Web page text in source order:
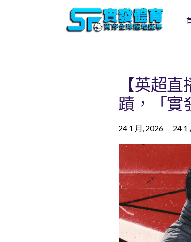
【英超
蹟，「實
24 1 月, 2026 24 1